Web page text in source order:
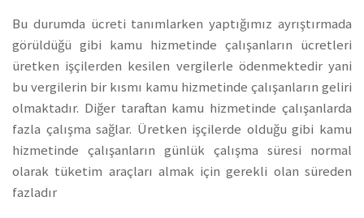
Bu durumda ücreti tanımlarken yaptığımız ayrıştırmada
görüldüğü gibi kamu hizmetinde çalışanların ücretleri
üretken işçilerden kesilen vergilerle ödenmektedir yani
bu vergilerin bir kısmı kamu hizmetinde çalışanların geliri
olmaktadır. Diğer taraftan kamu hizmetinde çalışanlarda
fazla çalışma sağlar. Üretken işçilerde olduğu gibi kamu
hizmetinde çalışanların günlük çalışma süresi normal
olarak tüketim araçları almak için gerekli olan süreden
fazladır